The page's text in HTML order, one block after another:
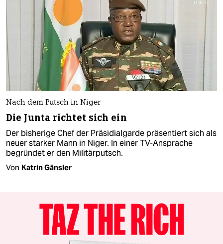
Nach dem Putsch in Niger
Die Junta richtet sich ein
Der bisherige Chef der Präsidialgarde präsentiert sich als
neuer starker Mann in Niger. In einer TV-Ansprache
begründet er den Militärputsch.
Von Katrin Gänsler